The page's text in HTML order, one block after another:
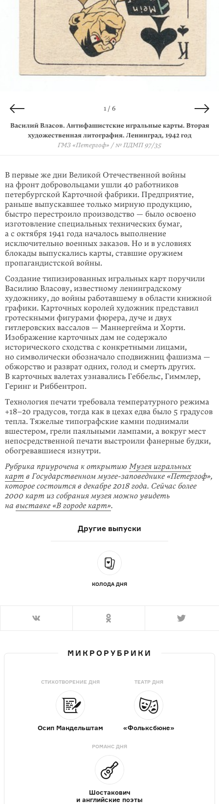
1 / 6
Василий Власов. Антифашистские игральные карты. Вторая
художественная литография. Ленинград, 1942 год
ГМЗ «Петергоф» / № ПДМП 97/35
2 / 6
Василий Власов. Антифашистские игральные карты. Вторая
художественная литография. Ленинград, 1942 год
ГМЗ «Петергоф» / № ПДМП 97/36
3 / 6
Василий Власов. Антифашистские игральные карты. Вторая
художественная литография. Ленинград, 1942 год
ГМЗ «Петергоф» / № ПДМП 97/34
4 / 6
Василий Власов. Антифашистские игральные карты. Вторая
художественная литография. Ленинград, 1942 год
ГМЗ «Петергоф» / № ПДМП 97/6
5 / 6
Василий Власов. Антифашистские игральные карты. Вторая
художественная литография. Ленинград, 1942 год
ГМЗ «Петергоф» / № ПДМП 97/27
6 / 6
Василий Власов. Антифашистские игральные карты. Вторая
художественная литография. Ленинград, 1942 год
ГМЗ «Петергоф» / № ПДМП 97/15
В первые же дни Великой Отечественной войны
на фронт добровольцами ушли 40 работников
петербургской Карточной фабрики. Предприятие,
раньше выпускавшее только мирную продукцию,
быстро перестроило производство — было освоено
изго­товление специальных технических бумаг,
а с октября 1941 года началось вы­полнение
исключительно военных заказов. Но и в условиях
блокады выпускались карты, ставшие оружием
пропагандистской войны.
Создание типизированных игральных карт поручили
Василию Власову, извест­ному ленинградскому
художнику, до войны работавшему в области книжной
графики. Карточных королей художник представил
гротескными фигурами фюрера, дуче и двух
гитлеровских вассалов — Маннергейма и Хорти.
Изобра­жение карточных дам не содержало
исторического сходства с конкретными лицами,
но символически обозначало сподвижниц фашизма —
обжорство и разврат одних, голод и смерть других.
В карточных валетах узнавались Геббельс, Гиммлер,
Геринг и Риббентроп.
Технология печати требовала температурного режима
+18–20 градусов, тогда как в цехах едва было 5 градусов
тепла. Тяжелые типографские камни подни­мали
вшестером, грели паяльными лампами, а вокруг мест
непосред­ственной печати выстроили фанерные будки,
обогревавшиеся изнутри.
Рубрика приурочена к открытию Музея игральных
карт в Государственном му­зее-заповеднике «Петергоф»,
которое состоится в декабре 2018 года. Сейчас более
2000 карт из собрания музея можно увидеть
на выставке «В городе карт».
Другие выпуски
КОЛОДА ДНЯ
МИКРОРУБРИКИ
СТИХОТВОРЕНИЕ ДНЯ
Осип Мандельштам
ТЕАТР ДНЯ
«Фольксбюне»
РОМАНС ДНЯ
Шостакович
и английские поэты